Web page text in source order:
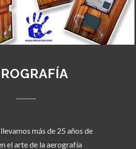
más de 25 años de
el arte de la aerografía